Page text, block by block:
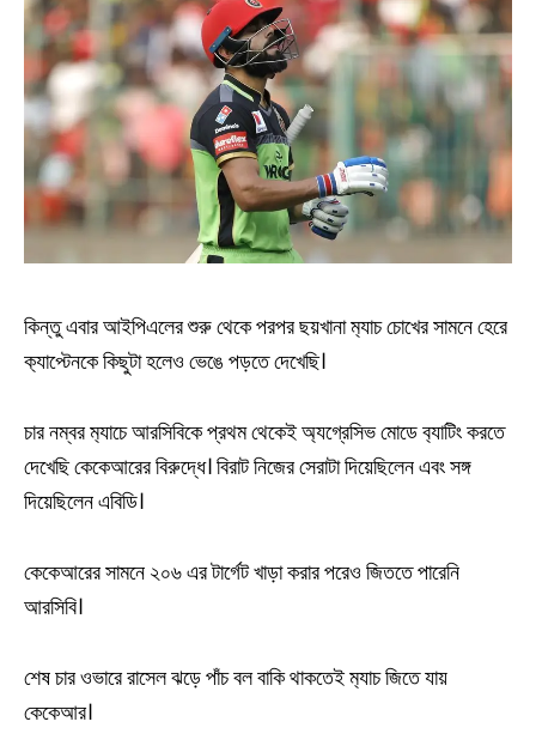
কিন্তু এবার আইপিএলের শুরু থেকে পরপর ছয়খানা ম‍্যাচ চোখের সামনে হেরে
ক‍্যাপ্টেনকে কিছুটা হলেও ভেঙে পড়তে দেখেছি।
চার নম্বর ম‍্যাচে আরসিবিকে প্রথম থেকেই অ্যগ্রেসিভ মোডে ব‍্যাটিং করতে
দেখেছি কেকেআরের বিরুদ্ধে। বিরাট নিজের সেরাটা দিয়েছিলেন এবং সঙ্গ
দিয়েছিলেন এবিডি।
কেকেআরের সামনে ২০৬ এর টার্গেট খাড়া করার পরেও জিততে পারেনি
আরসিবি।
শেষ চার ওভারে রাসেল ঝড়ে পাঁচ বল বাকি থাকতেই ম‍্যাচ জিতে যায়
কেকেআর।